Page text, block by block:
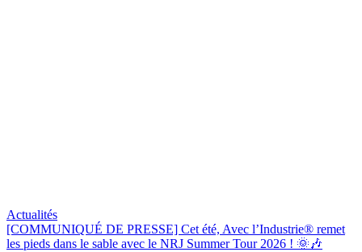
Actualités
[COMMUNIQUÉ DE PRESSE] Cet été, Avec l’Industrie® remet
les pieds dans le sable avec le NRJ Summer Tour 2026 ! 🌞🎶